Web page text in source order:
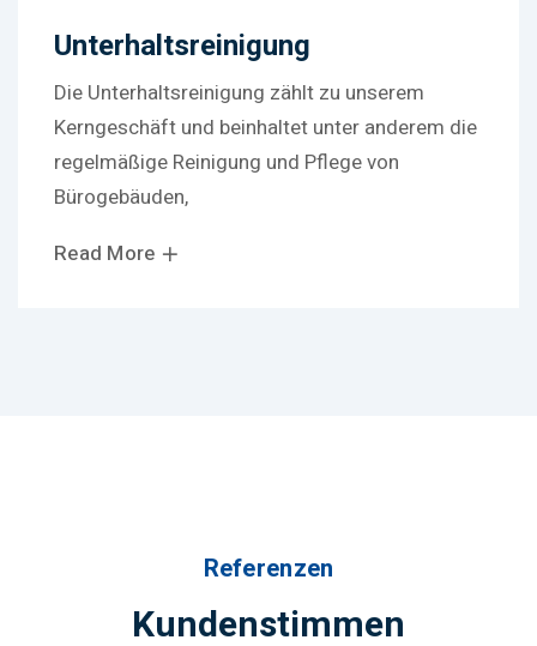
Unterhaltsreinigung
Die Unterhaltsreinigung zählt zu unserem
Kerngeschäft und beinhaltet unter anderem die
regelmäßige Reinigung und Pflege von
Bürogebäuden,
Read More
Referenzen
Kundenstimmen